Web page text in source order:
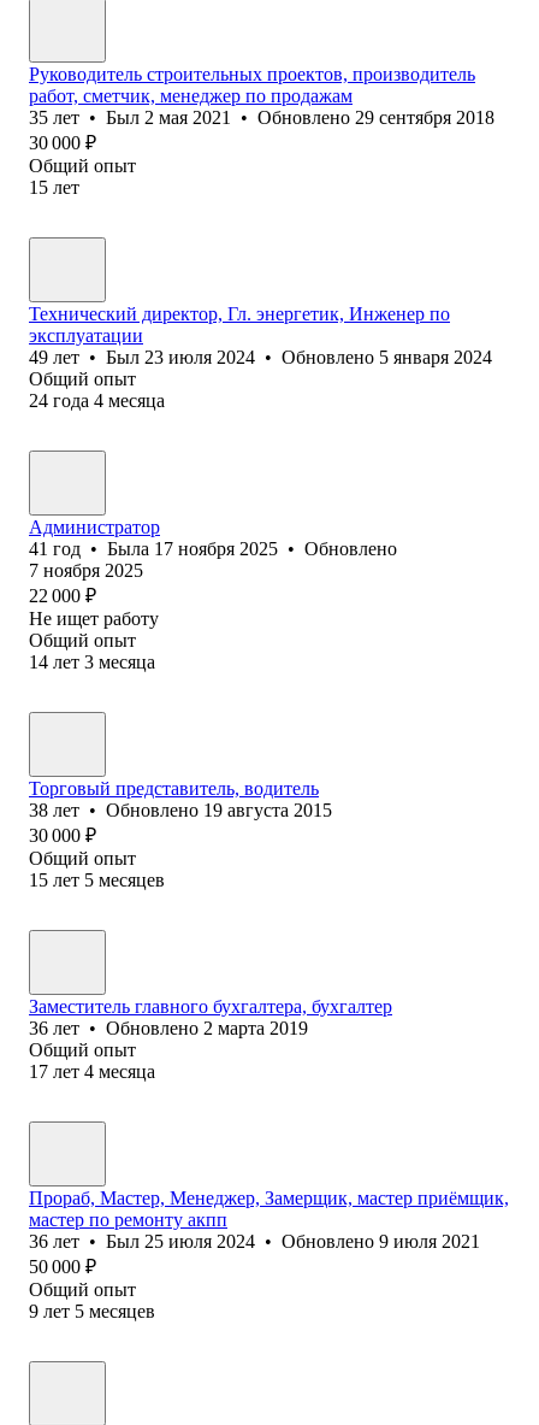
Руководитель строительных проектов, производитель
работ, сметчик, менеджер по продажам
35 лет • Был 2 мая 2021 • Обновлено 29 сентября 2018
30 000 ₽
Общий опыт
15 лет
Технический директор, Гл. энергетик, Инженер по
эксплуатации
49 лет • Был 23 июля 2024 • Обновлено 5 января 2024
Общий опыт
24 года 4 месяца
Администратор
41 год • Была 17 ноября 2025 • Обновлено
7 ноября 2025
22 000 ₽
Не ищет работу
Общий опыт
14 лет 3 месяца
Торговый представитель, водитель
38 лет • Обновлено 19 августа 2015
30 000 ₽
Общий опыт
15 лет 5 месяцев
Заместитель главного бухгалтера, бухгалтер
36 лет • Обновлено 2 марта 2019
Общий опыт
17 лет 4 месяца
Прораб, Мастер, Менеджер, Замерщик, мастер приёмщик,
мастер по ремонту акпп
36 лет • Был 25 июля 2024 • Обновлено 9 июля 2021
50 000 ₽
Общий опыт
9 лет 5 месяцев